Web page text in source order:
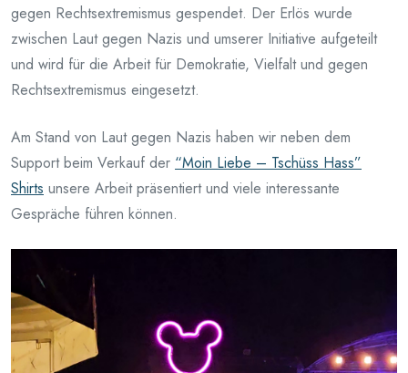
gegen Rechtsextremismus gespendet. Der Erlös wurde
zwischen Laut gegen Nazis und umserer Initiative aufgeteilt
und wird für die Arbeit für Demokratie, Vielfalt und gegen
Rechtsextremismus eingesetzt.
Am Stand von Laut gegen Nazis haben wir neben dem
Support beim Verkauf der “Moin Liebe – Tschüss Hass”
Shirts unsere Arbeit präsentiert und viele interessante
Gespräche führen können.